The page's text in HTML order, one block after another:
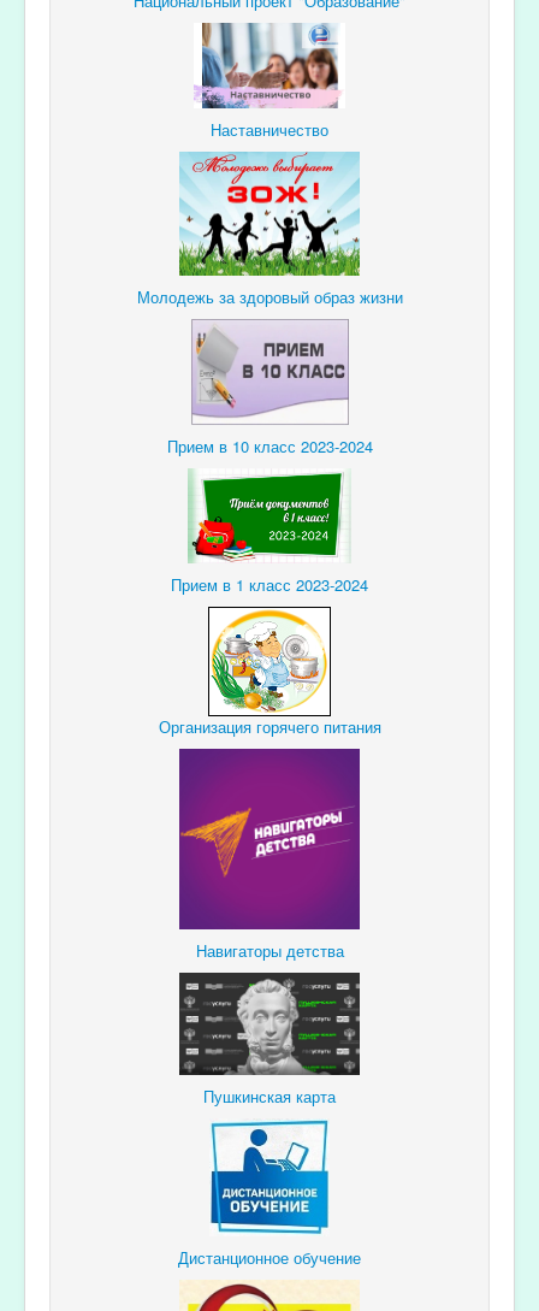
Наставничество
Молодежь за здоровый образ жизни
Прием в 10 класс 2023-2024
Прием в 1 класс 2023-2024
Организация горячего питания
Навигаторы детства
Пушкинская карта
Дистанционное обучение